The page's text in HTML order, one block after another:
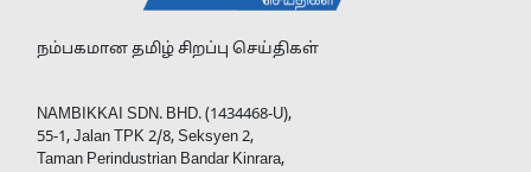
நம்பகமான தமிழ் சிறப்பு செய்திகள்
NAMBIKKAI SDN. BHD. (1434468-U),
55-1, Jalan TPK 2/8, Seksyen 2,
Taman Perindustrian Bandar Kinrara,